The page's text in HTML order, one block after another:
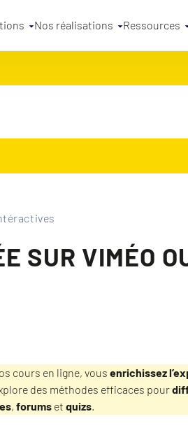
Nos réalisations Ressources
SUR VIMÉO
cours en ligne, vous enrichissez
des méthodes efficaces pour
, forums et quizs.